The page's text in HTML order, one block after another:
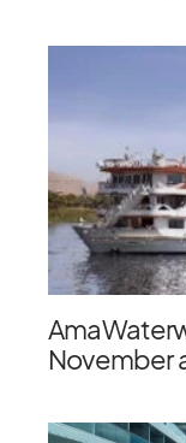
November